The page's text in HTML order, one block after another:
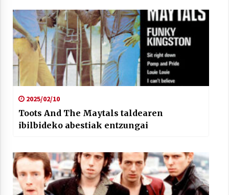
2025/02/10
Toots And The Maytals taldearen
ibilbideko abestiak entzungai